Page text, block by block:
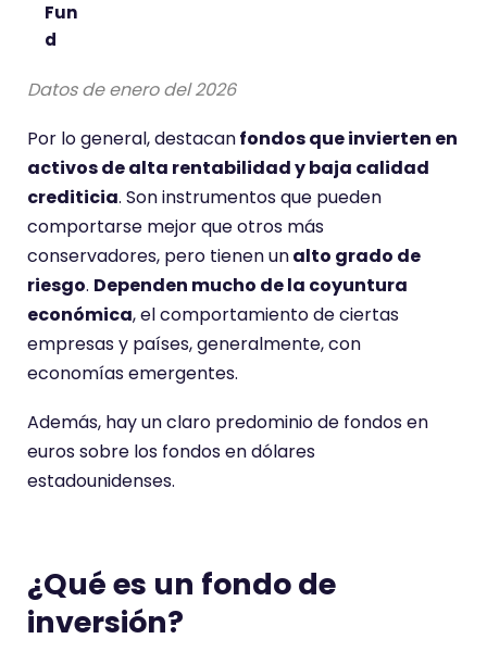
Fun
d
Datos de enero del 2026
Por lo general, destacanfondos que invierten en
activos de alta rentabilidad y baja calidad
crediticia. Son instrumentos que pueden
comportarse mejor que otros más
conservadores, pero tienen unalto grado de
riesgo. Dependen mucho de la coyuntura
económica, el comportamiento de ciertas
empresas y países, generalmente, con
economías emergentes.
Además, hay un claro predominio de fondos en
euros sobre los fondos en dólares
estadounidenses.
¿Qué es un fondo de
inversión?